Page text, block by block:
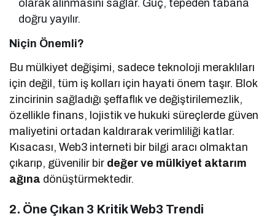
olarak alınmasını sağlar. Güç, tepeden tabana
doğru yayılır.
Niçin Önemli?
Bu mülkiyet değişimi, sadece teknoloji meraklıları
için değil, tüm iş kolları için hayati önem taşır. Blok
zincirinin sağladığı şeffaflık ve değiştirilemezlik,
özellikle finans, lojistik ve hukuki süreçlerde güven
maliyetini ortadan kaldırarak verimliliği katlar.
Kısacası, Web3 interneti bir bilgi aracı olmaktan
çıkarıp, güvenilir bir değer ve mülkiyet aktarım
ağına dönüştürmektedir.
2. Öne Çıkan 3 Kritik Web3 Trendi